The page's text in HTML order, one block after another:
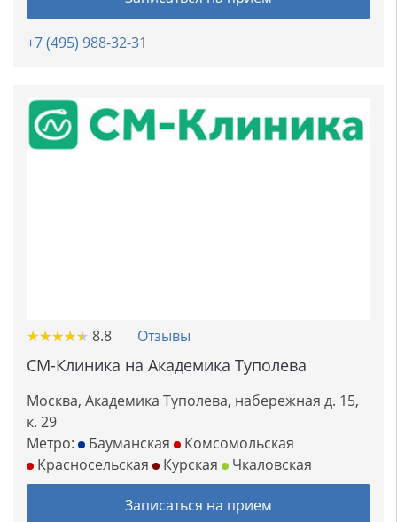
+7 (495) 988-32-31
★★★★★
★★★★★ 8.8 Отзывы
СМ-Клиника на Академика Туполева
Москва, Академика Туполева, набережная д. 15,
к. 29
Метро:
Бауманская
Комсомольская
Красносельская
Курская Чкаловская
Записаться на прием